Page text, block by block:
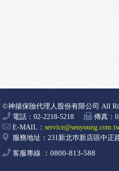
©神揚保險代理人股份有限公司 All
電話：02-2218-5218
傳真：
E-MAIL：
服務地址：231新北巿新店區中正
客服專線 0800-813-588